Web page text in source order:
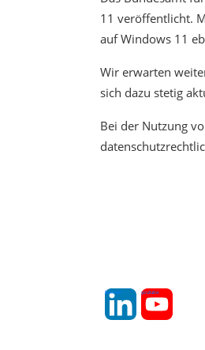
11 veröffentlicht.
auf Windows 11
Wir erwarten
sich dazu stetig
Bei der Nutzung
linkedin youtube